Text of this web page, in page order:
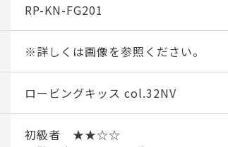
RP-KN-FG201
※詳しくは画像を参照ください。
ロービングキッス col.32NV
初級者 ★★☆☆